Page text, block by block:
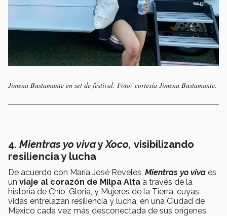
Jimena Bustamante en set de festival. Foto: cortesía Jimena Bustamante.
4. Mientras yo vivayXoco, visibilizando
resiliencia y lucha
De acuerdo con María José Reveles, Mientras yo viva es
un viaje al corazón de Milpa Alta a través de la
historia de Chío, Gloria, y Mujeres de la Tierra, cuyas
vidas entrelazan resiliencia y lucha, en una Ciudad de
México cada vez más desconectada de sus orígenes.